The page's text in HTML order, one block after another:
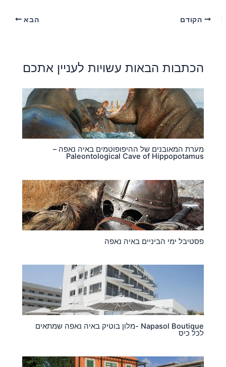
הקודם הבא
הכתבות הבאות עשויות לעניין אתכם
מערת המאובנים של ההיפופוטמים באיה נאפה –
Paleontological Cave of Hippopotamus
פסטיבל ימי הביניים באיה נאפה
Napasol Boutique -מלון בוטיק באיה נאפה שמתאים
לכל כיס